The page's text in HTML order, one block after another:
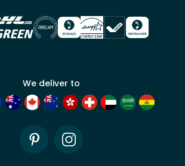
We deliver to
PinterestInstagram